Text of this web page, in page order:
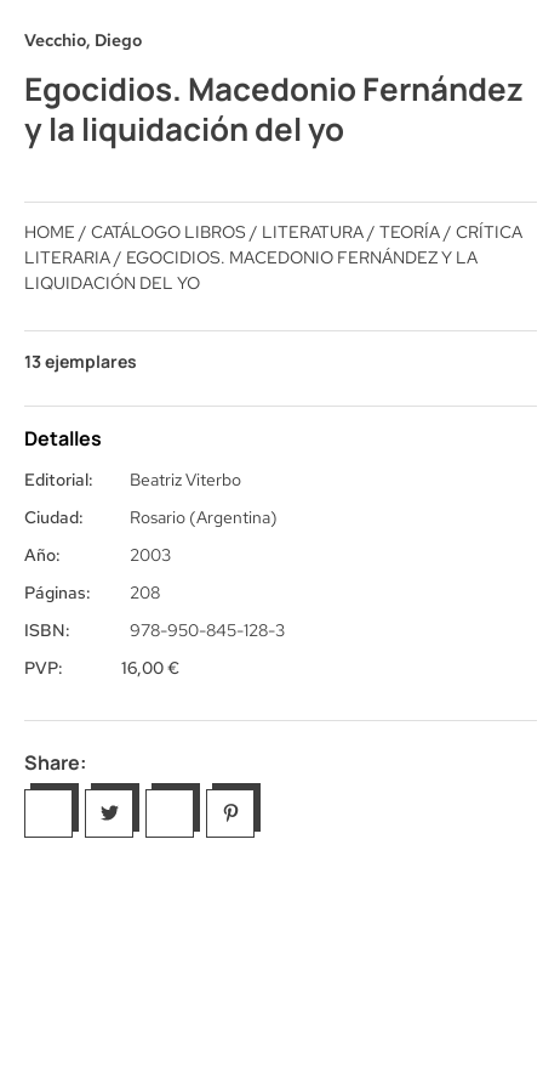
Vecchio, Diego
Egocidios. Macedonio Fernández
y la liquidación del yo
HOME / CATÁLOGO LIBROS / LITERATURA/ TEORÍA / CRÍTICA
LITERARIA/ EGOCIDIOS. MACEDONIO FERNÁNDEZ Y LA
LIQUIDACIÓN DEL YO
13 ejemplares
Detalles
Editorial:
Ciudad:
Año:
Páginas:
ISBN:
Beatriz Viterbo
Rosario (Argentina)
2003
208
978-950-845-128-3
PVP:
16,00€
Share: